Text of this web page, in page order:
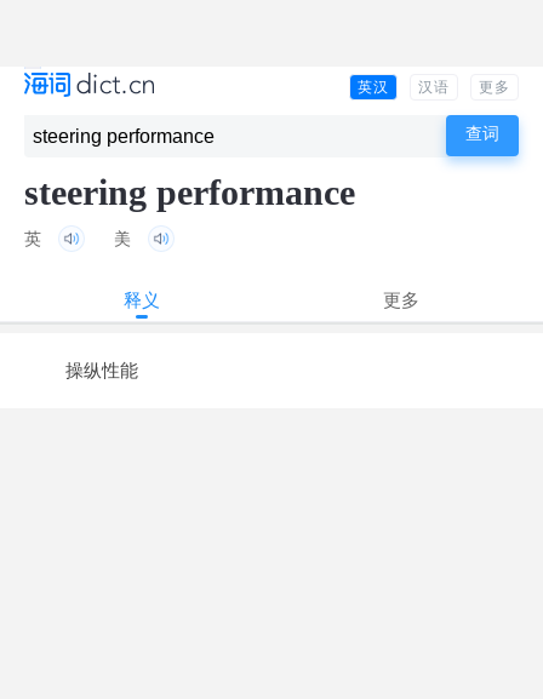
英汉 汉语 更多
steering performance
英 美
释义 更多
操纵性能